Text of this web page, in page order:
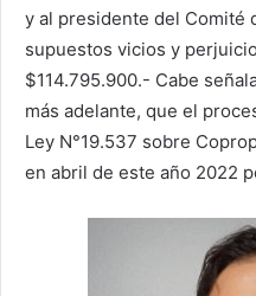
y al presidente del Comité
supuestos vicios y
$114.795.900.- Cabe
más adelante, que el
Ley N°19.537 sobre
en abril de este año 2022